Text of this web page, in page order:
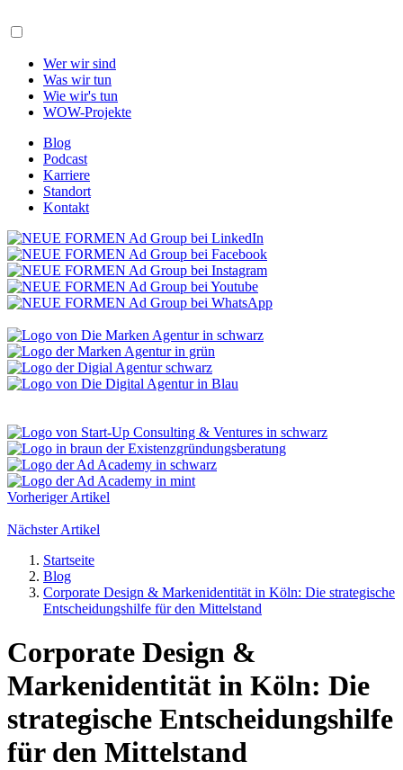
Wer wir sind
Was wir tun
Wie wir's tun
WOW-Projekte
Blog
Podcast
Karriere
Standort
Kontakt
Vorheriger Artikel
Nächster Artikel
Startseite
Blog
Corporate Design & Markenidentität in Köln: Die strategische
Entscheidungshilfe für den Mittelstand
Corporate Design &
Markenidentität in Köln: Die
strategische Entscheidungshilfe
für den Mittelstand